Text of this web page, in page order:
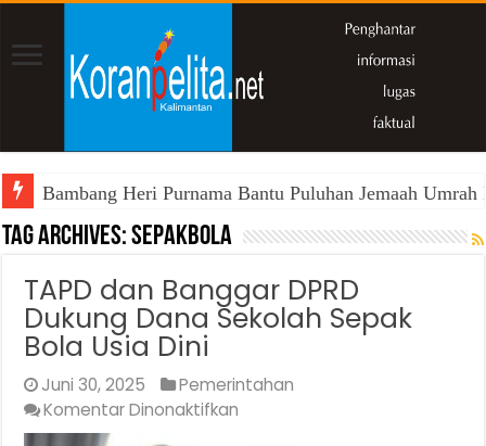
Bambang Heri Purnama Bantu Puluhan Jemaah
Tag Archives:sepakbola
TAPD dan Banggar DPRD
Dukung Dana Sekolah Sepak
Bola Usia Dini
Juni 30, 2025
Pemerintahan
Komentar Dinonaktifkan